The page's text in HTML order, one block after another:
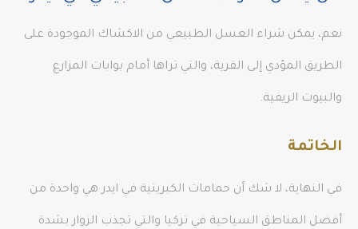
نعم، يمكن شراء العسل الطبيعي من الاكشاك الموجودة على
الطريق المؤدي إلى القرية، والتي تراها أمام بوابات المزارع
والبيوت الريفية.
الخاتمة
في النهاية، لا شك أن حمامات الكبريتية في ايدر هي واحدة من
أفضل المناطق السياحية في تركيا والتي تجذب الزوار بشدة